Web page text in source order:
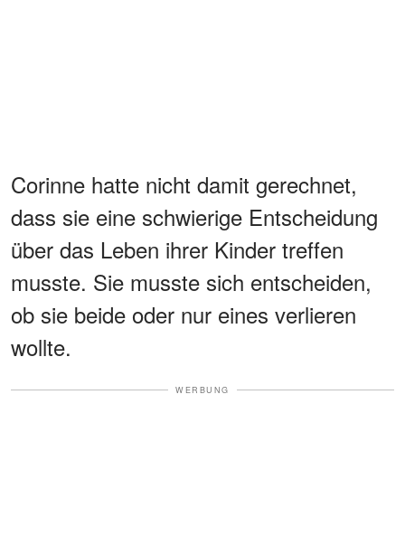
Corinne hatte nicht damit gerechnet,
dass sie eine schwierige Entscheidung
über das Leben ihrer Kinder treffen
musste. Sie musste sich entscheiden,
ob sie beide oder nur eines verlieren
wollte.
WERBUNG